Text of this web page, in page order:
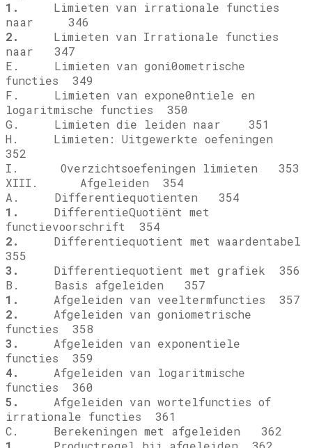
1.
Limieten van irrationale functies
naar
346
2.
Limieten van Irrationale functies
naar
347
E. Limieten van goni0ometrische
functies 349
F. Limieten van expone0ntiele en
logaritmische functies 350
G. Limieten die leiden naar
351
H. Limieten: Uitgewerkte oefeningen
352
I. Overzichtsoefeningen limieten 353
XIII. Afgeleiden 354
A. Differentiequotienten 354
1.
DifferentieQuotiënt met
functievoorschrift 354
2.
Differentiequotient met waardentabel
355
3.
Differentiequotient met grafiek 356
B. Basis afgeleiden 357
1.
Afgeleiden van veeltermfuncties 357
2.
Afgeleiden van goniometrische
functies 358
3.
Afgeleiden van exponentiele
functies 359
4.
Afgeleiden van logaritmische
functies 360
5.
Afgeleiden van wortelfuncties of
irrationale functies 361
C. Berekeningen met afgeleiden 362